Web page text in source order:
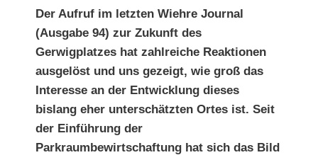
Der Aufruf im letzten Wiehre Journal
(Ausgabe 94) zur Zukunft des
Gerwigplatzes hat zahlreiche Reaktionen
ausgelöst und uns gezeigt, wie groß das
Interesse an der Entwicklung dieses
bislang eher unterschätzten Ortes ist. Seit
der Einführung der
Parkraumbewirtschaftung hat sich das Bild